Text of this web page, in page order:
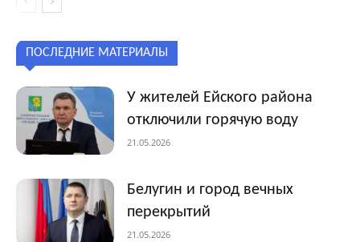
ПОСЛЕДНИЕ МАТЕРИАЛЫ
У жителей Ейского района
отключили горячую воду
21.05.2026
Белугин и город вечных
перекрытий
21.05.2026